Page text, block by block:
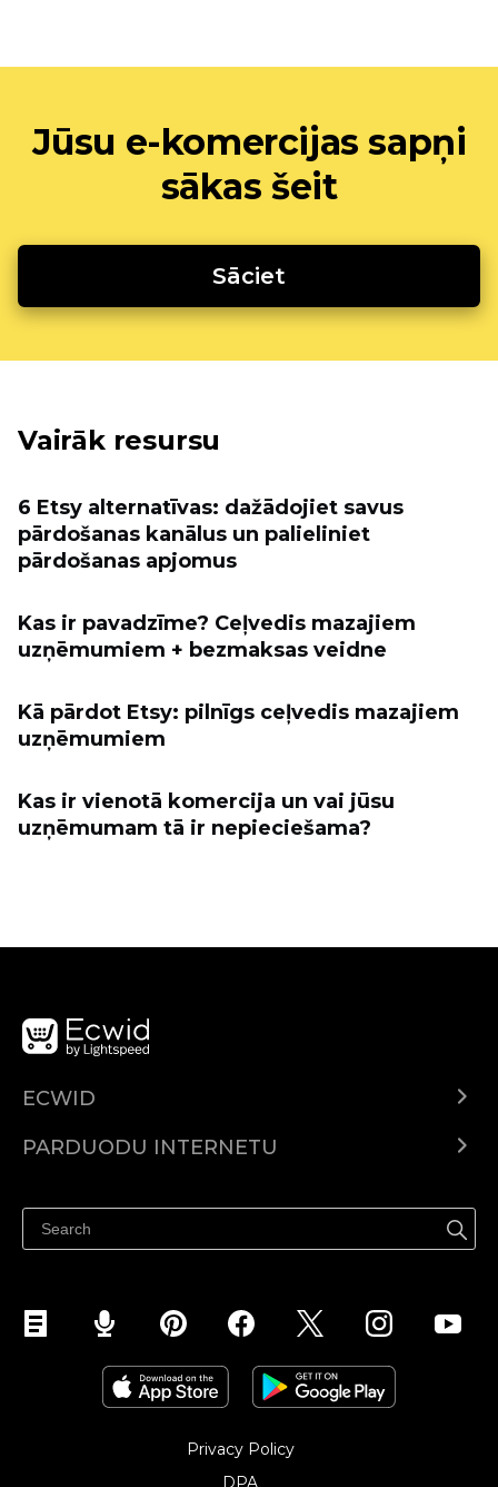
Jūsu e-komercijas sapņi
sākas šeit
Sāciet
Vairāk resursu
6 Etsy alternatīvas: dažādojiet savus
pārdošanas kanālus un palieliniet
pārdošanas apjomus
Kas ir pavadzīme? Ceļvedis mazajiem
uzņēmumiem + bezmaksas veidne
Kā pārdot Etsy: pilnīgs ceļvedis mazajiem
uzņēmumiem
Kas ir vienotā komercija un vai jūsu
uzņēmumam tā ir nepieciešama?
ECWID
Kainodara
PARDUODU INTERNETU
Parduodu Facebook
Parduodu Instagram
Privacy Policy
DPA